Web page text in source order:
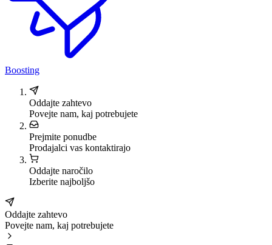
Boosting
Oddajte zahtevo
Povejte nam, kaj potrebujete
Prejmite ponudbe
Prodajalci vas kontaktirajo
Oddajte naročilo
Izberite najboljšo
Oddajte zahtevo
Povejte nam, kaj potrebujete